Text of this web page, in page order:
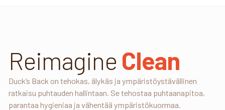
Reimagine Clean
Duck’s Back on tehokas, älykäs ja ympäristöystävällinen
ratkaisu puhtauden hallintaan. Se tehostaa puhtaanapitoa,
parantaa hygieniaa ja vähentää ympäristökuormaa.